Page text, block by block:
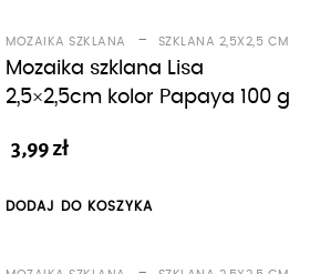
MOZAIKA SZKLANA - SZKLANA 2,5X2,5 CM
Mozaika szklana Lisa
2,5×2,5cm kolor Papaya 100 g
3,99zł
DODAJ DO KOSZYKA